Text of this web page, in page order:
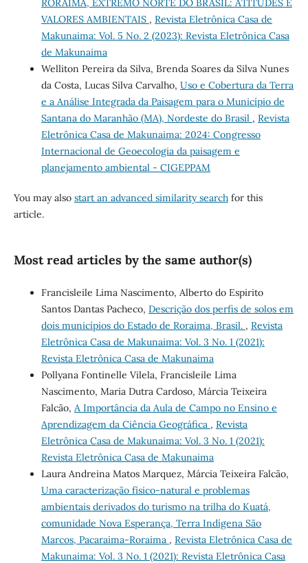
RORAIMA, EXTREMO NORTE DO BRASIL: ATITUDES E
VALORES AMBIENTAIS , Revista Eletrônica Casa de
Makunaima: Vol. 5 No. 2 (2023): Revista Eletrônica Casa
de Makunaima
Welliton Pereira da Silva, Brenda Soares da Silva Nunes
da Costa, Lucas Silva Carvalho, Uso e Cobertura da Terra
e a Análise Integrada da Paisagem para o Município de
Santana do Maranhão (MA), Nordeste do Brasil , Revista
Eletrônica Casa de Makunaima: 2024: Congresso
Internacional de Geoecologia da paisagem e
planejamento ambiental - CIGEPPAM
You may also start an advanced similarity searchfor this
article.
Most read articles by the same author(s)
Francisleile Lima Nascimento, Alberto do Espirito
Santos Dantas Pacheco, Descrição dos perfis de solos em
dois municípios do Estado de Roraima, Brasil. , Revista
Eletrônica Casa de Makunaima: Vol. 3 No. 1 (2021):
Revista Eletrônica Casa de Makunaima
Pollyana Fontinelle Vilela, Francisleile Lima
Nascimento, Maria Dutra Cardoso, Márcia Teixeira
Falcão, A Importância da Aula de Campo no Ensino e
Aprendizagem da Ciência Geográfica , Revista
Eletrônica Casa de Makunaima: Vol. 3 No. 1 (2021):
Revista Eletrônica Casa de Makunaima
Laura Andreina Matos Marquez, Márcia Teixeira Falcão,
Uma caracterização físico-natural e problemas
ambientais derivados do turismo na trilha do Kuatá,
comunidade Nova Esperança, Terra Indígena São
Marcos, Pacaraima-Roraima , Revista Eletrônica Casa de
Makunaima: Vol. 3 No. 1 (2021): Revista Eletrônica Casa